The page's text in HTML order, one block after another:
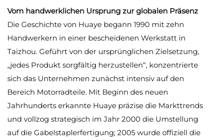
Vom handwerklichen Ursprung zur globalen Präsenz
Die Geschichte von Huaye begann 1990 mit zehn
Handwerkern in einer bescheidenen Werkstatt in
Taizhou. Geführt von der ursprünglichen Zielsetzung,
„jedes Produkt sorgfältig herzustellen“, konzentrierte
sich das Unternehmen zunächst intensiv auf den
Bereich Motorradteile. Mit Beginn des neuen
Jahrhunderts erkannte Huaye präzise die Markttrends
und vollzog strategisch im Jahr 2000 die Umstellung
auf die Gabelstaplerfertigung; 2005 wurde offiziell die